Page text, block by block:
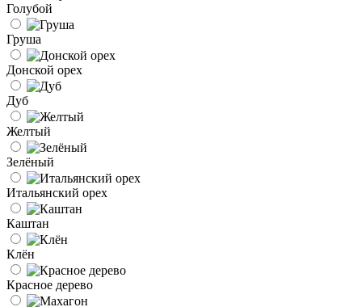
Голубой
Груша
Донской орех
Дуб
Желтый
Зелёный
Итальянский орех
Каштан
Клён
Красное дерево